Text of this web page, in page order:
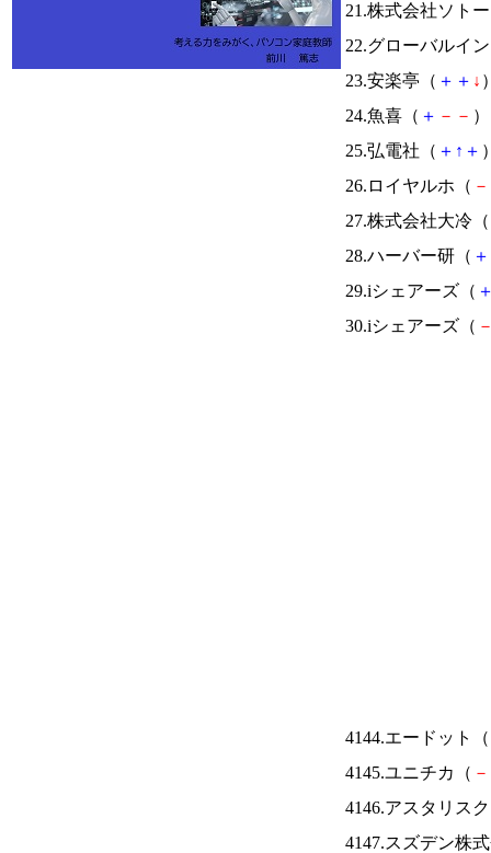
21.株式会社ソト
22.グローバルイ
23.安楽亭（ ＋ ＋ ↓
24.魚喜（ ＋ － －
25.弘電社（ ＋ ↑ ＋
26.ロイヤルホ（ －
27.株式会社大冷（
28.ハーバー研（ ＋
29.iシェアーズ（
30.iシェアーズ（
4144.エードット（
4145.ユニチカ（ －
4146.アスタリス
4147.スズデン株